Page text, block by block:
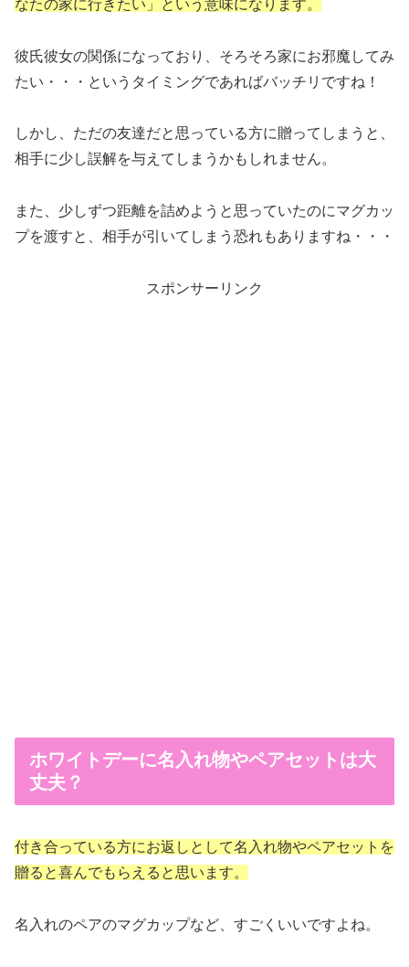
なたの家に行きたい」という意味になります。
彼氏彼女の関係になっており、そろそろ家にお邪魔してみ
たい・・・というタイミングであればバッチリですね！
しかし、ただの友達だと思っている方に贈ってしまうと、
相手に少し誤解を与えてしまうかもしれません。
また、少しずつ距離を詰めようと思っていたのにマグカッ
プを渡すと、相手が引いてしまう恐れもありますね・・・
スポンサーリンク
ホワイトデーに名入れ物やペアセットは大
丈夫？
付き合っている方にお返しとして名入れ物やペアセットを
贈ると喜んでもらえると思います。
名入れのペアのマグカップなど、すごくいいですよね。